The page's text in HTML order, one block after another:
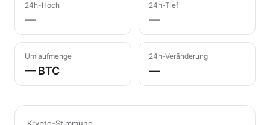
24h-Hoch
—
24h-Tief
—
Umlaufmenge
— BTC
24h-Veränderung
—